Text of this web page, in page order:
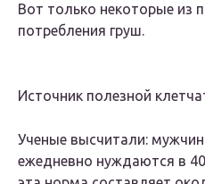
Вот только некоторые из
потребления груш.
Источник полезной
Ученые высчитали:
ежедневно нуждаются в